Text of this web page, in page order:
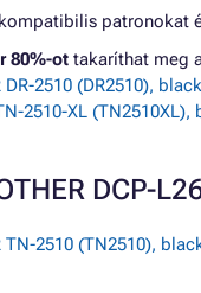
kompatibilis
80%-ot takaríthat meg
2510 (DR2510),
2510-XL
DCP-
TN-2510 (TN2510),